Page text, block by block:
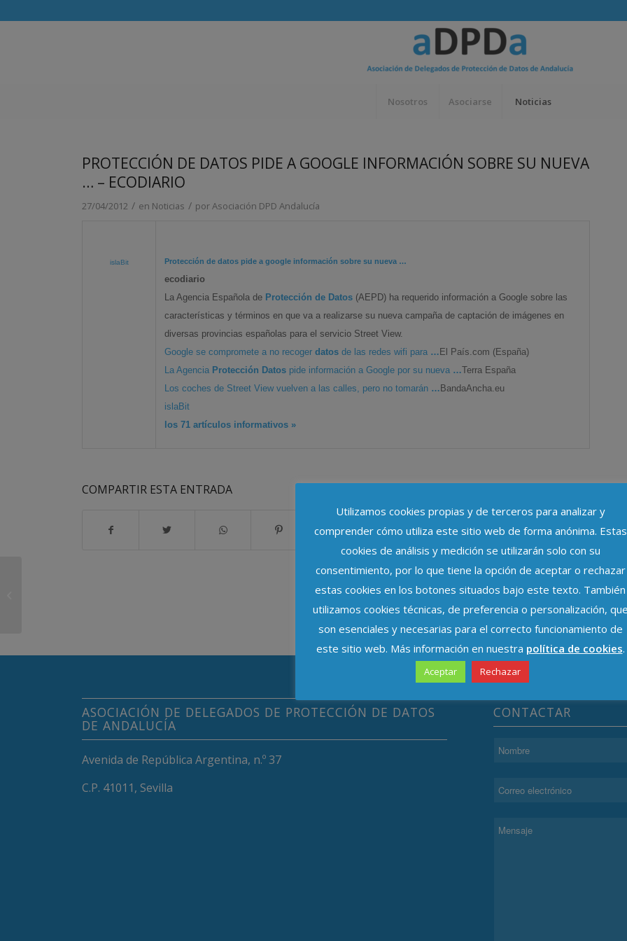
Nosotros Asociarse Noticias
PROTECCIÓN DE DATOS PIDE A GOOGLE INFORMACIÓN SOBRE SU NUEVA
… – ECODIARIO
27/04/2012 / en Noticias / porAsociación DPD Andalucía
islaBit Protección de datos pide a google información sobre su nueva …
ecodiario
La Agencia Española de Protección de Datos (AEPD) ha requerido información a Google sobre las
características y términos en que va a realizarse su nueva campaña de captación de imágenes en
diversas provincias españolas para el servicio Street View.
Google se compromete a no recogerdatos de las redes wifi para … El País.com (España)
La Agencia Protección Datos pide información a Google por su nueva …Terra España
Los coches de Street View vuelven a las calles, pero no tomarán … BandaAncha.eu
islaBit
los 71 artículos informativos »
COMPARTIR ESTA ENTRADA
ASOCIACIÓN DE DELEGADOS DE PROTECCIÓN DE DATOS
DE ANDALUCÍA
Avenida de República Argentina, n.º 37
C.P. 41011, Sevilla
CONTACTAR
Utilizamos cookies propias y de terceros para analizar y
comprender cómo utiliza este sitio web de forma anónima. Estas
cookies de análisis y medición se utilizarán solo con su
consentimiento, por lo que tiene la opción de aceptar o rechazar
estas cookies en los botones situados bajo este texto. También
utilizamos cookies técnicas, de preferencia o personalización, que
son esenciales y necesarias para el correcto funcionamiento de
este sitio web. Más información en nuestra política de cookies.
Aceptar Rechazar